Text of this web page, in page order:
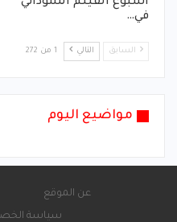
في…
السابق التالي 1 من 272
مواضيع اليوم
عن الموقع
سياسة